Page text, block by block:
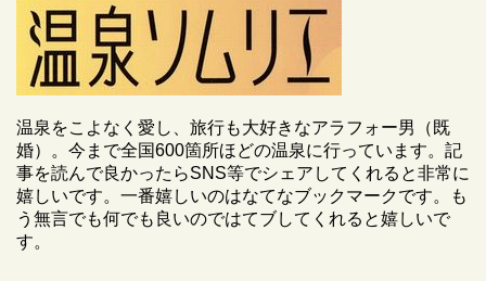
温泉をこよなく愛し、旅行も大好きなアラフォー男（既
婚）。今まで全国600箇所ほどの温泉に行っています。記
事を読んで良かったらSNS等でシェアしてくれると非常に
嬉しいです。一番嬉しいのはなてなブックマークです。も
う無言でも何でも良いのではてブしてくれると嬉しいで
す。